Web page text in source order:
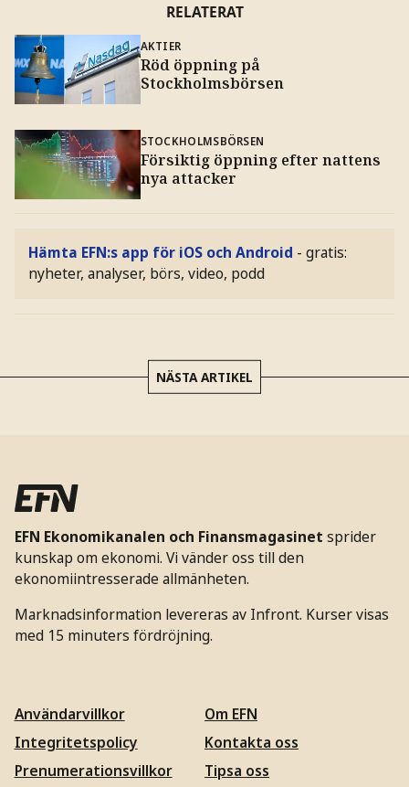
RELATERAT
AKTIER
Röd öppning på
Stockholmsbörsen
STOCKHOLMSBÖRSEN
Försiktig öppning efter nattens
nya attacker
Hämta EFN:s app för iOS och Android - gratis:
nyheter, analyser, börs, video, podd
NÄSTA ARTIKEL
EFN Ekonomikanalen och Finansmagasinet sprider
kunskap om ekonomi. Vi vänder oss till den
ekonomiintresserade allmänheten.
Marknadsinformation levereras av Infront. Kurser visas
med 15 minuters fördröjning.
Användarvillkor
Integritetspolicy
Prenumerationsvillkor
Om EFN
Kontakta oss
Tipsa oss